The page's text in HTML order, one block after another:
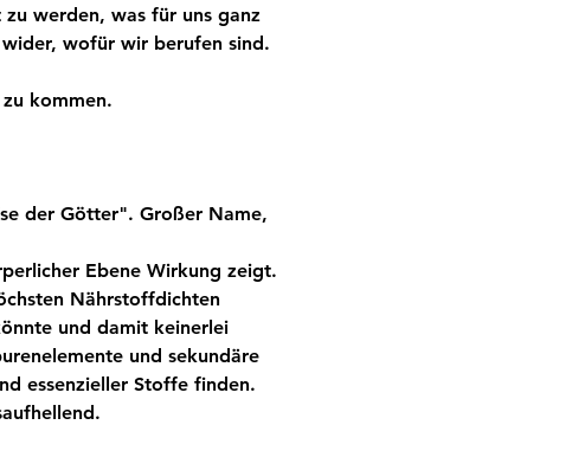
werden, was für uns ganz
wofür wir berufen sind.
kommen.
der Götter". Großer Name,
Ebene Wirkung zeigt.
Nährstoffdichten
und damit keinerlei
und sekundäre
essenzieller Stoffe finden.